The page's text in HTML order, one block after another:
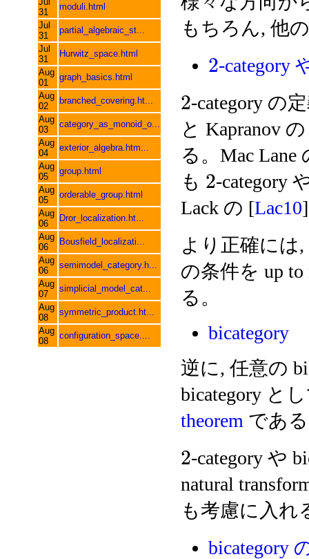
31
moduli.html
Jul
31
partial_algebraic_st...
Jul
31
Hurwitz_space.html
Aug
01
graph_basics.html
Aug
02
branched_covering.ht...
Aug
03
category_as_monoid_o...
Aug
04
exterior_algebra.htm...
Aug
05
group.html
Aug
05
orderable_group.html
Aug
06
Dror_localization.ht...
Aug
06
Bousfield_localizati...
Aug
06
semimodel_category.h...
Aug
07
simplicial_model_cat...
Aug
08
symmetric_product.ht...
Aug
08
configuration_space....
もちろん, 他
2-category
2-category の
と Kapranov
る。Mac Lane
も 2-category
Lack の [Lac10
より正確には,
の条件を up
る。
bicategory
逆に, 任意の
bicategory と
theorem であ
2-category や
natural
も考慮に入れ
bicategory